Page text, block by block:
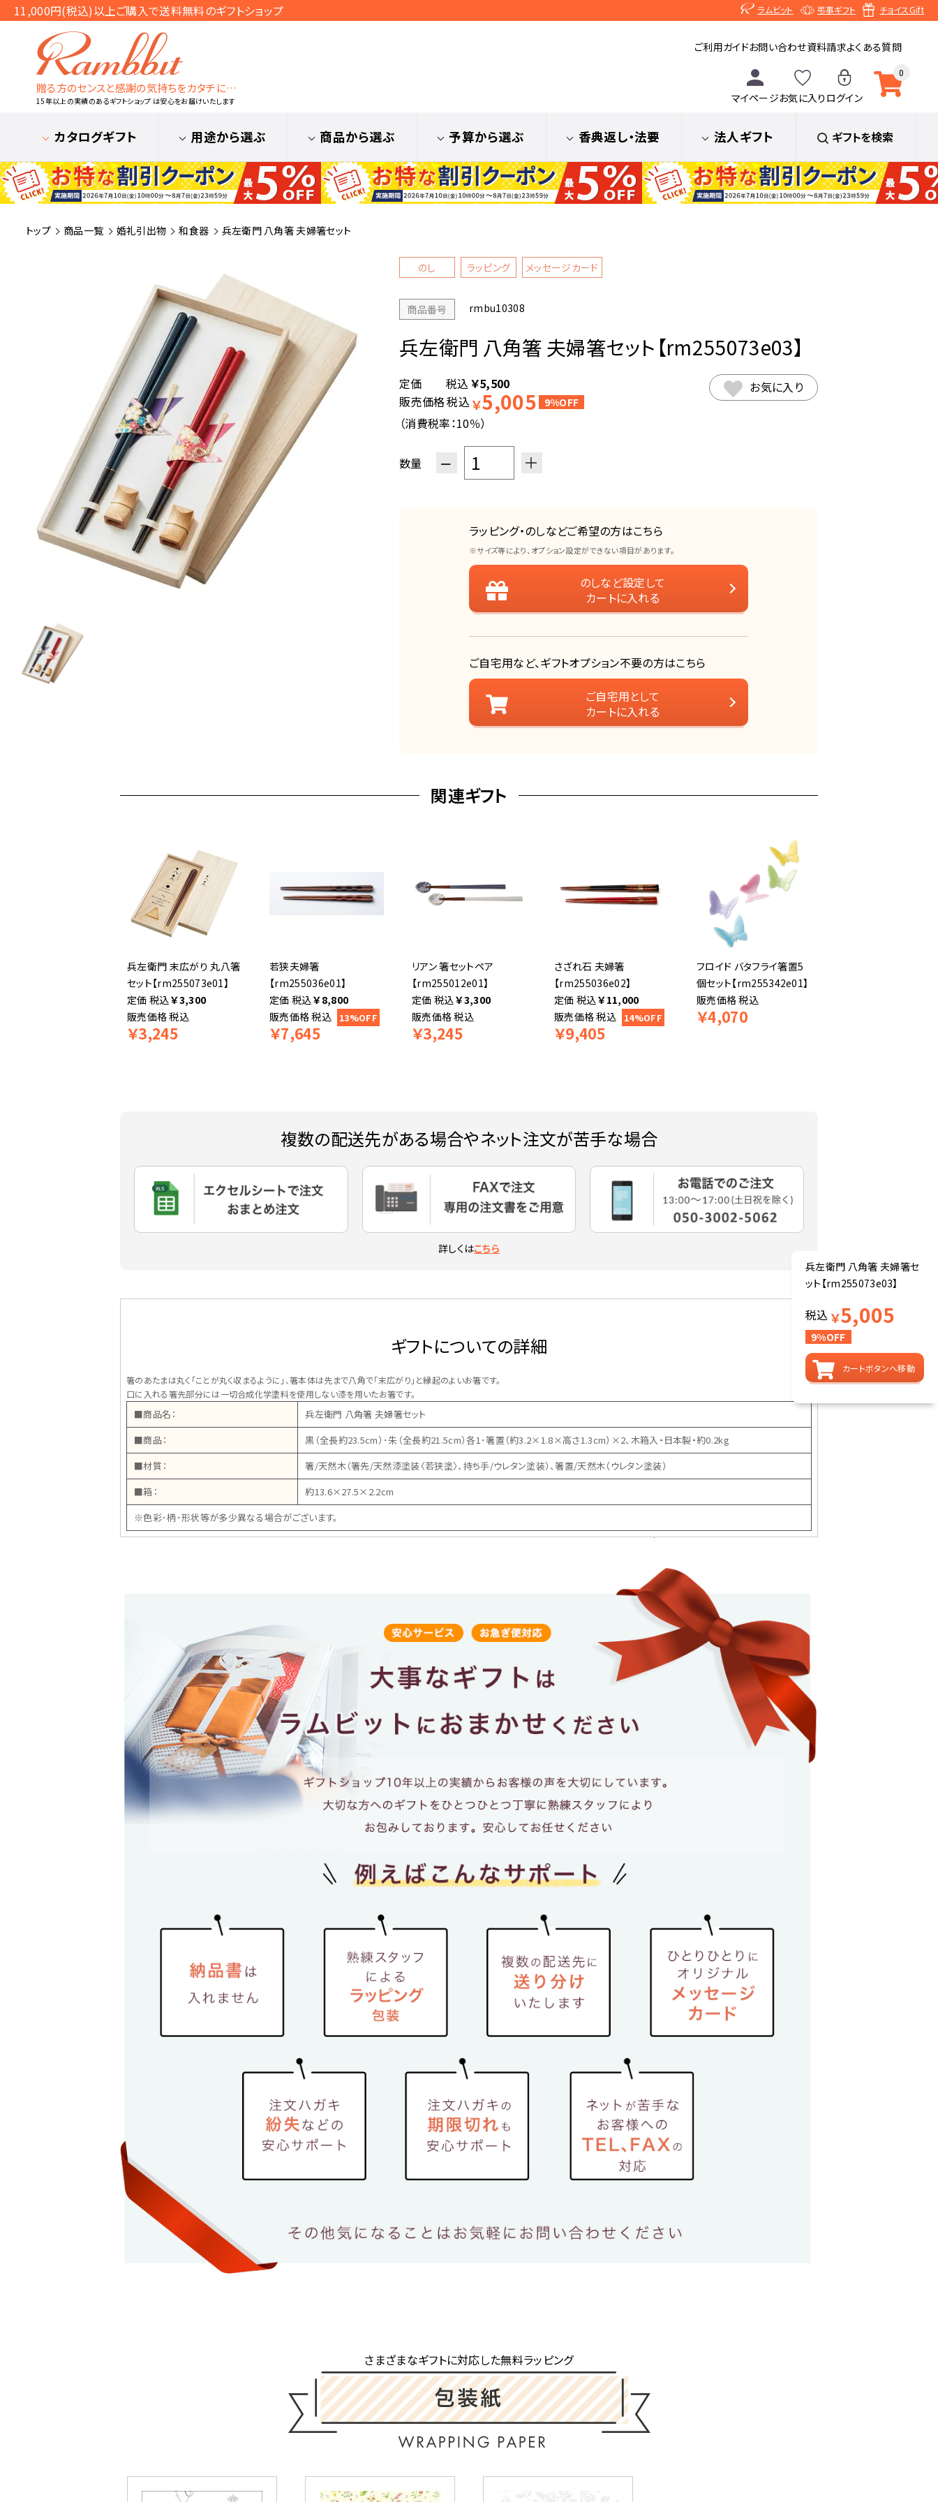
11,000円(税込)以上ご購入で送料無料のギフトショップ ラムビット 弔事ギフト チョイスGift
0
贈る方のセンスと感謝の気持ちをカタチに…
15年以上の実績のあるギフトショップ は安心をお届けいたします
ご利用ガイドお問い合わせ資料請求よくある質問
マイページお気に入り ログイン
カタログギフト 用途から選ぶ 商品から選ぶ 予算から選ぶ 香典返し・法要 法人ギフト ギフトを検索
トップ 商品一覧 婚礼引出物 和食器 兵左衛門 八角箸 夫婦箸セット
のし ラッピング メッセージカード
商品番号 rmbu10308
兵左衛門 八角箸 夫婦箸セット【rm255073e03】
税込 ￥5,500
販売価格税込 ￥5,005 9%OFF
（消費税率：10％）
お気に入り
数量 − ＋
ラッピング・のしなどご希望の方はこちら
※サイズ等により、オプション設定ができない項目があります。
のしなど設定して
カートに入れる
ご自宅用など、ギフトオプション不要の方はこちら
ご自宅用として
カートに入れる
兵左衛門 八角箸 夫婦箸セ
ット【rm255073e03】
税込 ￥5,005
9%OFF
カートボタンへ移動
関連ギフト
兵左衛門 末広がり 丸八箸
セット【rm255073e01】
税込￥3,300
販売価格税込
￥3,245
若狭夫婦箸
【rm255036e01】
税込￥8,800
販売価格税込
￥7,645
13%OFF
リアン 箸セットペア
【rm255012e01】
税込￥3,300
販売価格税込
￥3,245
さざれ石 夫婦箸
【rm255036e02】
税込￥11,000
販売価格税込
￥9,405
14%OFF
フロイド バタフライ箸置5
個セット【rm255342e01】
販売価格税込
￥4,070
複数の配送先がある場合やネット注文が苦手な場合
詳しくはこちら
ギフトについての詳細
箸のあたまは丸く「ことが丸く収まるように」、箸本体は先まで八角で「末広がり」と縁起のよいお箸です。
口に入れる箸先部分には一切合成化学塗料を使用しない漆を用いたお箸です。
■商品名：
兵左衛門 八角箸 夫婦箸セット
■商品：
黒（全長約23.5cm）･朱（全長約21.5cm）各1･箸置（約3.2×1.8×高さ1.3cm）×2、木箱入・日本製・約0.2kg
■材質：
箸/天然木（箸先/天然漆塗装〈若狭塗〉、持ち手/ウレタン塗装）、箸置/天然木（ウレタン塗装）
■箱：
約13.6×27.5×2.2cm
※色彩･柄･形状等が多少異なる場合がございます。
さまざまなギフトに対応した無料ラッピング